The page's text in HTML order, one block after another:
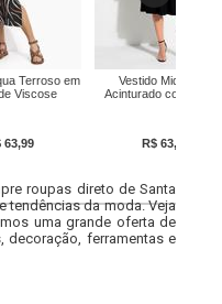
Terroso em
Viscose
63,99
Vestido Midi Preto
Acinturado com Bolsos
R$ 63,99
roupas direto de Santa
tendências da moda. Veja
uma grande oferta de
decoração, ferramentas e